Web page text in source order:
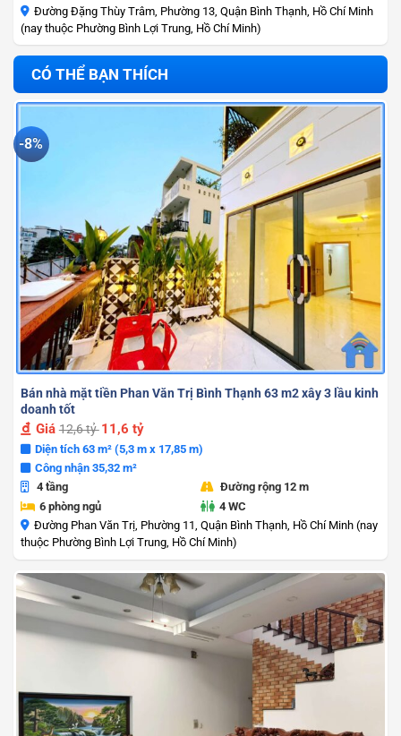
Đường Đặng Thùy Trâm, Phường 13, Quận Bình Thạnh, Hồ Chí Minh
(nay thuộc Phường Bình Lợi Trung, Hồ Chí Minh)
CÓ THỂ BẠN THÍCH
-8%
Bán nhà mặt tiền Phan Văn Trị Bình Thạnh 63 m2 xây 3 lầu kinh
doanh tốt
Giá12,6 tỷ 11,6 tỷ
Diện tích 63 m² (5,3 m x 17,85 m)
Công nhận 35,32 m²
4 tầng
Đường rộng 12 m
6 phòng ngủ
4 WC
Đường Phan Văn Trị, Phường 11, Quận Bình Thạnh, Hồ Chí Minh (nay
thuộc Phường Bình Lợi Trung, Hồ Chí Minh)